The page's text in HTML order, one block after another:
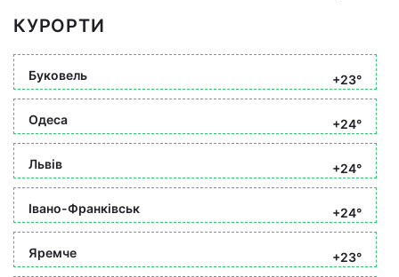
КУРОРТИ
Буковель +23°
Одеса +24°
Львів +24°
Івано-Франківськ +24°
Яремче +23°